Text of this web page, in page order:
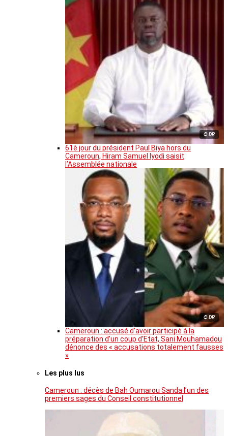
© DR
61è jour du président Paul Biya hors du
Cameroun, Hiram Samuel Iyodi saisit
l’Assemblée nationale
© DR
Cameroun : accusé d’avoir participé à la
préparation d’un coup d’Etat, Sani Mouhamadou
dénonce des « accusations totalement fausses
»
Les plus lus
Cameroun : décès de Bah Oumarou Sanda l’un des
premiers sages du Conseil constitutionnel